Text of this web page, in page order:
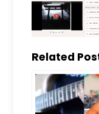
Related